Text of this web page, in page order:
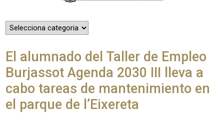
El alumnado del Taller de Empleo
Burjassot Agenda 2030 III lleva a
cabo tareas de mantenimiento en
el parque de l’Eixereta